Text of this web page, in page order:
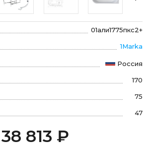
01али1775пкс2+
1Marka
Россия
170
75
47
38 813 ₽